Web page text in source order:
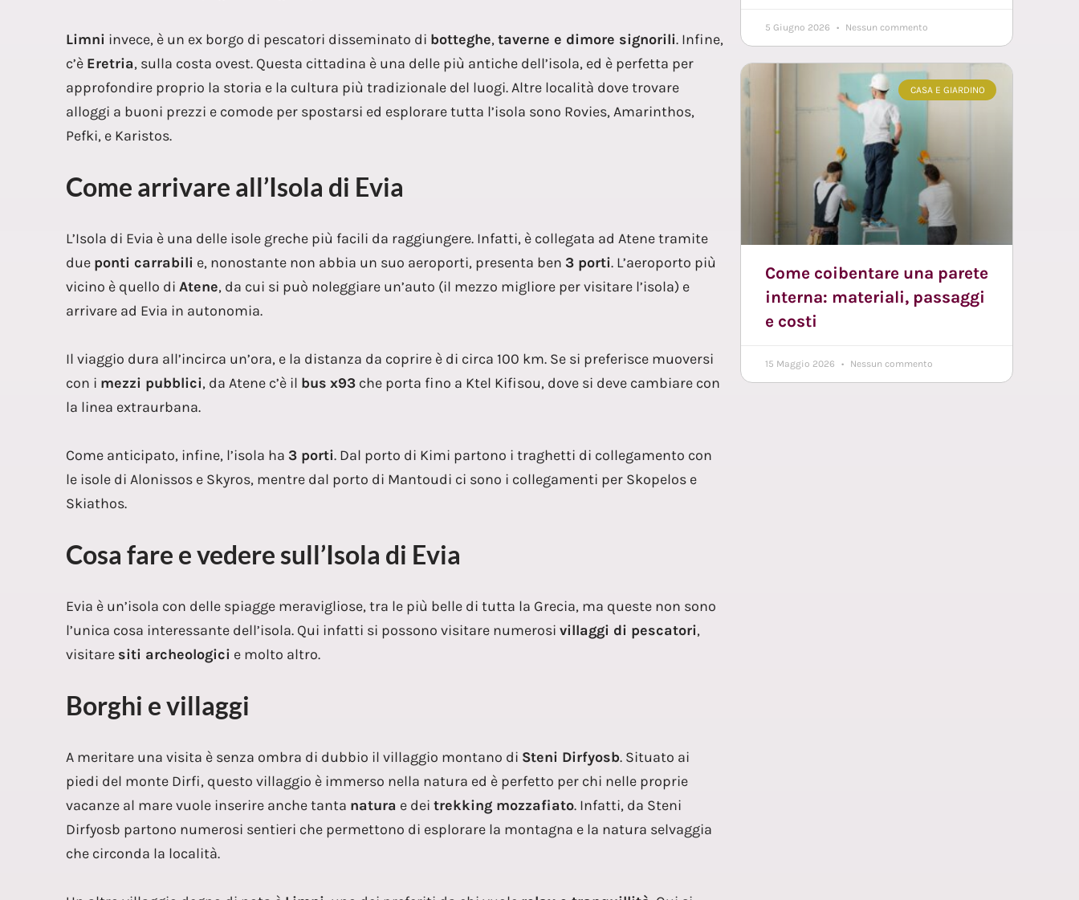
Limni invece, è un ex borgo di pescatori disseminato di botteghe,taverne e dimore signorili. Infine,
c’è Eretria, sulla costa ovest. Questa cittadina è una delle più antiche dell’isola, ed è perfetta per
approfondire proprio la storia e la cultura più tradizionale del luogi. Altre località dove trovare
alloggi a buoni prezzi e comode per spostarsi ed esplorare tutta l’isola sono Rovies, Amarinthos,
Pefki, e Karistos.
Come arrivare all’Isola di Evia
L’Isola di Evia è una delle isole greche più facili da raggiungere. Infatti, è collegata ad Atene tramite
due ponti carrabili e, nonostante non abbia un suo aeroporti, presenta ben 3 porti. L’aeroporto più
vicino è quello di Atene, da cui si può noleggiare un’auto (il mezzo migliore per visitare l’isola) e
arrivare ad Evia in autonomia.
Il viaggio dura all’incirca un’ora, e la distanza da coprire è di circa 100 km. Se si preferisce muoversi
con i mezzi pubblici, da Atene c’è il bus x93 che porta fino a Ktel Kifisou, dove si deve cambiare con
la linea extraurbana.
Come anticipato, infine, l’isola ha 3 porti. Dal porto di Kimi partono i traghetti di collegamento con
le isole di Alonissos e Skyros, mentre dal porto di Mantoudi ci sono i collegamenti per Skopelos e
Skiathos.
Cosa fare e vedere sull’Isola di Evia
Evia è un’isola con delle spiagge meravigliose, tra le più belle di tutta la Grecia, ma queste non sono
l’unica cosa interessante dell’isola. Qui infatti si possono visitare numerosi villaggi di pescatori,
visitare siti archeologici e molto altro.
Borghi e villaggi
A meritare una visita è senza ombra di dubbio il villaggio montano di Steni Dirfyosb. Situato ai
piedi del monte Dirfi, questo villaggio è immerso nella natura ed è perfetto per chi nelle proprie
vacanze al mare vuole inserire anche tanta natura e dei trekking mozzafiato. Infatti, da Steni
Dirfyosb partono numerosi sentieri che permettono di esplorare la montagna e la natura selvaggia
che circonda la località.
5 Giugno 2026 Nessun commento
CASA E GIARDINO
Come coibentare una parete
interna: materiali, passaggi
e costi
15 Maggio 2026 Nessun commento